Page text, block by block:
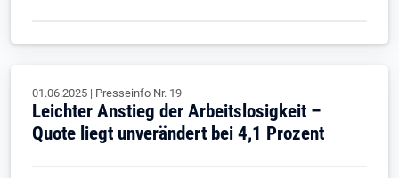
01.06.2025 | Presseinfo Nr. 19
Leichter Anstieg der Arbeitslosigkeit –
Quote liegt unverändert bei 4,1 Prozent